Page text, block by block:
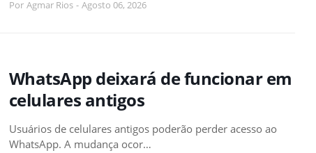
Por Agmar Rios - Agosto 06, 2026
WhatsApp deixará de funcionar em
celulares antigos
Usuários de celulares antigos poderão perder acesso ao
WhatsApp. A mudança ocor…